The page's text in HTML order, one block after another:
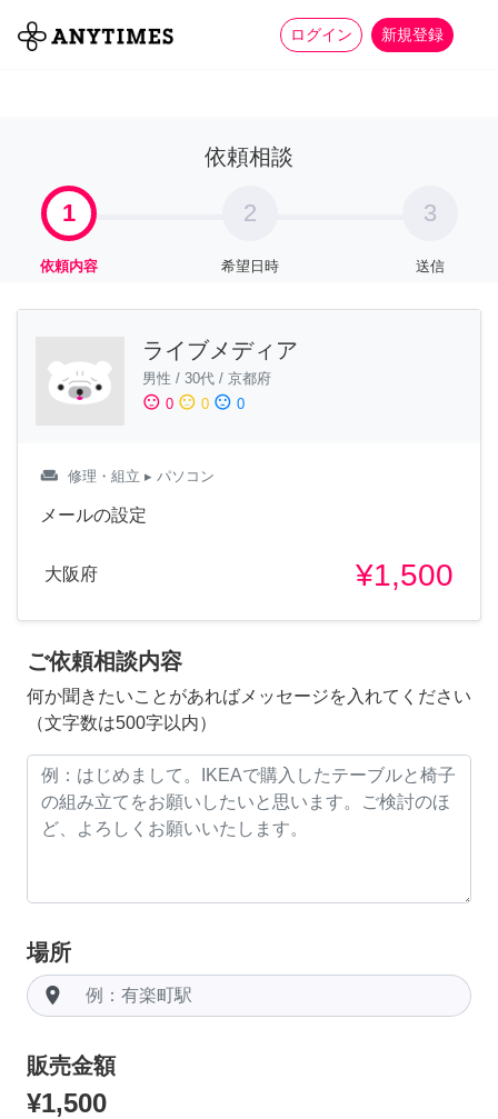
ログイン 新規登録
全て 家事 more_horiz
依頼相談
1
依頼内容
2
希望日時
3
送信
ライブメディア
男性 / 30代 / 京都府
sentiment_satisfied 0 sentiment_neutral 0 sentiment_dissatisfied 0
weekend 修理・組立 ▸ パソコン
メールの設定
大阪府 ¥1,500
ご依頼相談内容
何か聞きたいことがあればメッセージを入れてください
（文字数は500字以内）
場所
room
販売金額
¥1,500